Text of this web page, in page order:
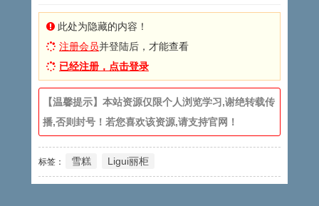
此处为隐藏的内容！
注册会员并登陆后，才能查看
已经注册，点击登录
【温馨提示】本站资源仅限个人浏览学习,谢绝转载传
播,否则封号！若您喜欢该资源,请支持官网！
标签： 雪糕 Ligui丽柜